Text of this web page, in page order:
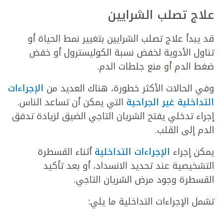
علاج تصلب الشرايين
قد يبدأ علاج تصلب الشرايين بتغيير نمط الحياة أو
تناول الأدوية لخفض نسبة الكوليسترول أو خفض
ضغط الدم أو منع جلطات الدم.
وفي الحالات الأكثر خطورة، هناك العديد من الإجراءات
التداخلية غير الجراحية التي يمكن أن تساعد الناس.
إجراء تدخلي يفتح الشريان التاجي الضيق لزيادة تدفق
الدم إلى القلب.
يمكن إجراء الإجراءات التداخليةأثناء القسطرة
التشخيصية عند تحديد الانسداد، أو بعد تأكيد
القسطرة وجود مرض الشريان التاجي.
تشمل الإجراءات التداخلية ما يلي: